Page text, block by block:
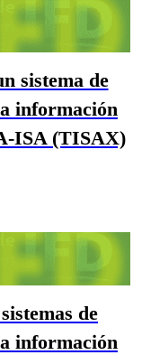
sistema de
información
ISA (TISAX)
de
información